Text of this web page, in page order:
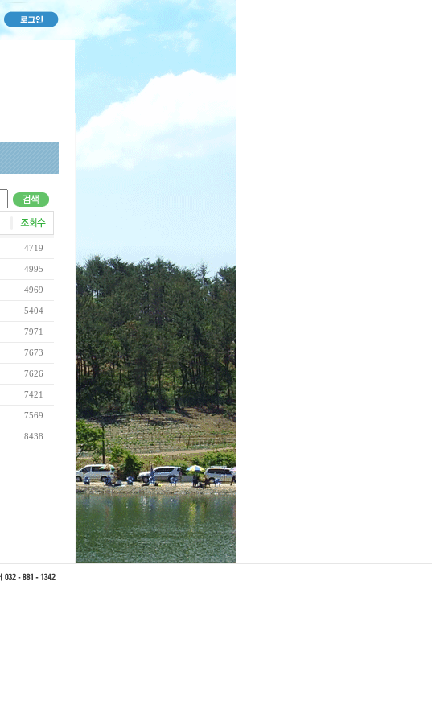
4719
4995
4969
5404
7971
7673
7626
7421
7569
8438